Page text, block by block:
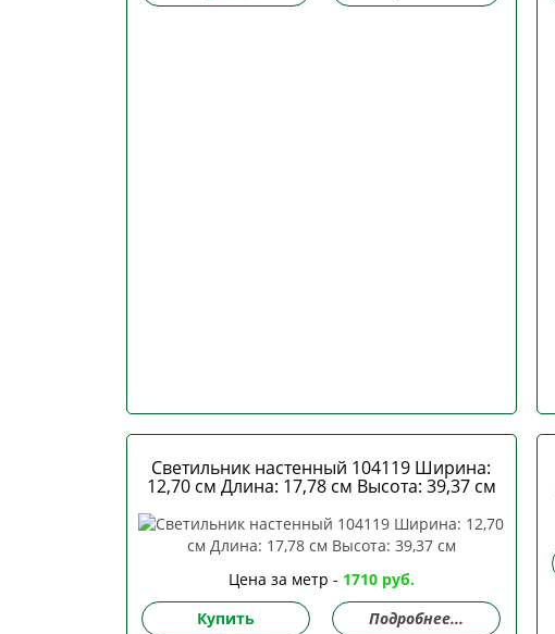
Светильник настенный 104119 Ширина:
12,70 см Длина: 17,78 см Высота: 39,37 см
Цена за метр - 1710 руб.
Купить
Подробнее...